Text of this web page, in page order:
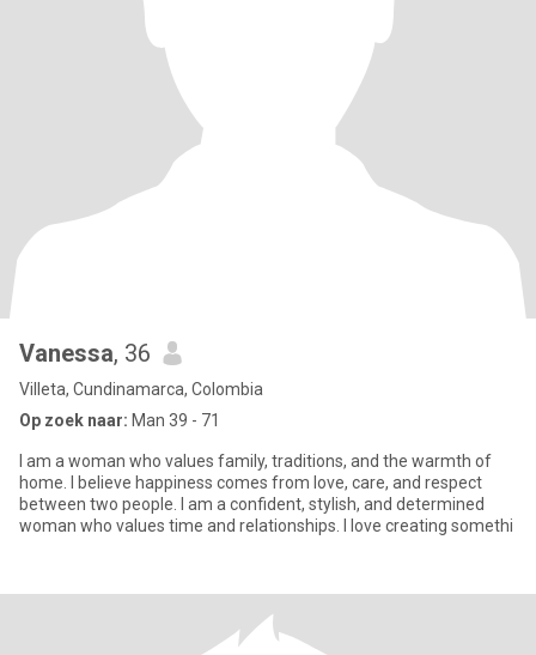
Vanessa, 36
Villeta, Cundinamarca, Colombia
Op zoek naar: Man 39 - 71
I am a woman who values family, traditions, and the warmth of
home. I believe happiness comes from love, care, and respect
between two people. I am a confident, stylish, and determined
woman who values time and relationships. I love creating somethi